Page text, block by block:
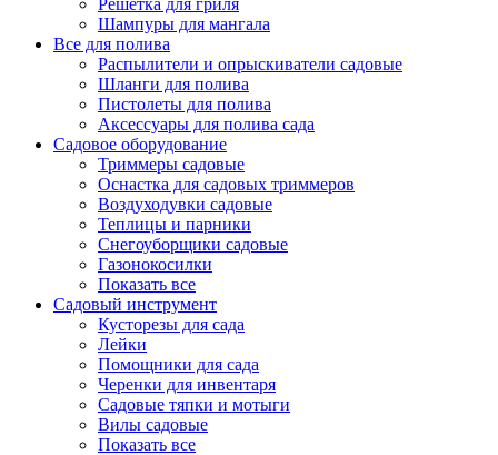
Решетка для гриля
Шампуры для мангала
Все для полива
Распылители и опрыскиватели садовые
Шланги для полива
Пистолеты для полива
Аксессуары для полива сада
Садовое оборудование
Триммеры садовые
Оснастка для садовых триммеров
Воздуходувки садовые
Теплицы и парники
Снегоуборщики садовые
Газонокосилки
Показать все
Садовый инструмент
Кусторезы для сада
Лейки
Помощники для сада
Черенки для инвентаря
Садовые тяпки и мотыги
Вилы садовые
Показать все